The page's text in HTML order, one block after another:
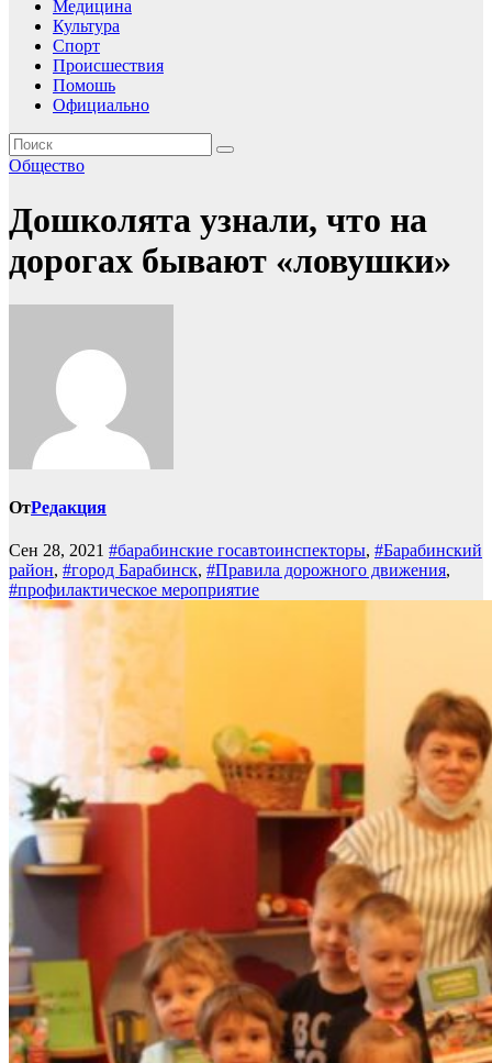
Медицина
Культура
Спорт
Происшествия
Помошь
Официально
Общество
Дошколята узнали, что на
дорогах бывают «ловушки»
ОтРедакция
Сен 28, 2021 #барабинские госавтоинспекторы, #Барабинский
район, #город Барабинск, #Правила дорожного движения,
#профилактическое мероприятие